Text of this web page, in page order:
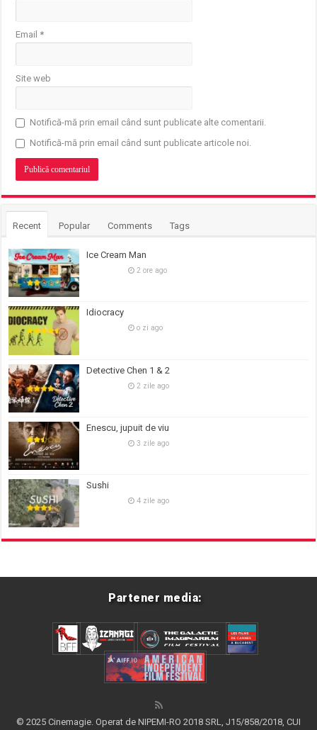
Email*
Site web
Notifică-mă prin email când sunt publicate alte comentarii.
Notifică-mă prin email când sunt publicate articole noi.
Recent Popular Comments Tags
Ice Cream Man
2 ore ago
Idiocracy
o zi ago
Detective Chen 1 & 2
2 zile ago
Enescu, jupuit de viu
3 zile ago
Sushi
4 zile ago
Partener media:
© 2025 Cinemagie. Operat de NIPEMI-RO 2018 SRL, J15/858/2018, CUI